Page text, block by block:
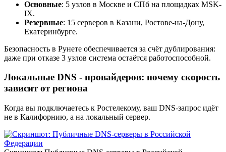
Основные: 5 узлов в Москве и СПб на площадках MSK-
IX.
Резервные: 15 серверов в Казани, Ростове-на-Дону,
Екатеринбурге.
Безопасность в Рунете обеспечивается за счёт дублирования:
даже при отказе 3 узлов система остаётся работоспособной.
Локальные DNS - провайдеров: почему скорость
зависит от региона
Когда вы подключаетесь к Ростелекому, ваш DNS-запрос идёт
не в Калифорнию, а на локальный сервер.